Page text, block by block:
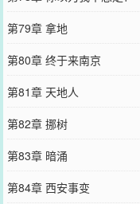
第79章 拿地
第80章 终于来南京
第81章 天地人
第82章 挪树
第83章 暗涌
第84章 西安事变